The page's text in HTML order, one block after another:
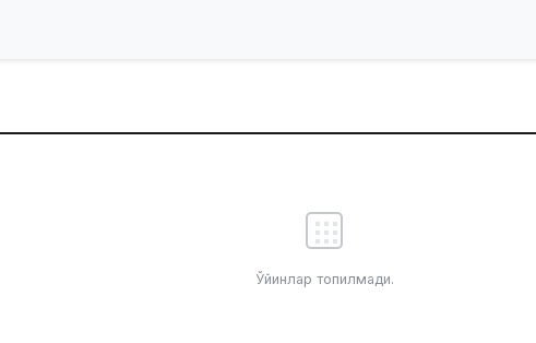
Ўйинлар топилмади.